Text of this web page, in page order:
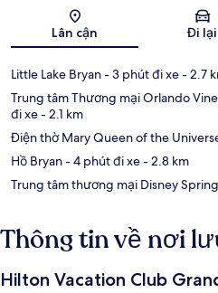
Lân cận Đi lại
Little Lake Bryan- 3 phút đi xe- 2.7
Trung tâm Thương mại Orlando
đi xe- 2.1 km
Điện thờ Mary Queen of the
Hồ Bryan- 4 phút đi xe- 2.8 km
Trung tâm thương mại Disney
Thông tin về nơi
Hilton Vacation Club